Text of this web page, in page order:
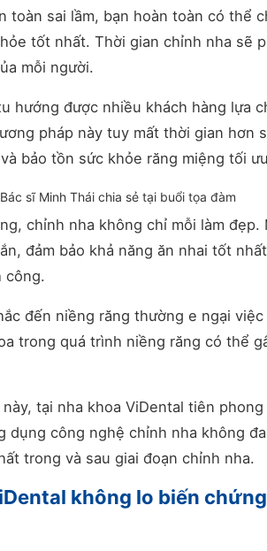
toàn sai lầm, bạn hoàn toàn có thể
tốt nhất. Thời gian chỉnh nha sẽ
mỗi người.
hướng được nhiều khách hàng lựa
pháp này tuy mất thời gian hơn
bảo tồn sức khỏe răng miệng tối
Bác sĩ Minh Thái chia sẻ tại buổi tọa đàm
chỉnh nha không chỉ mỗi làm
đảm bảo khả năng ăn nhai tốt
công.
đến niềng răng thường e ngại
trong quá trình niềng răng có thể
tại nha khoa ViDental tiên
dụng công nghệ chỉnh nha không
trong và sau giai đoạn chỉnh nha.
không lo biến